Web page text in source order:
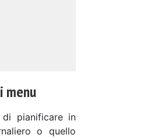
menu
pianificare in
o quello